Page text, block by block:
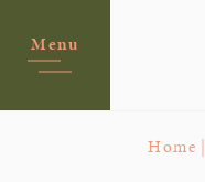
Menu
Home |